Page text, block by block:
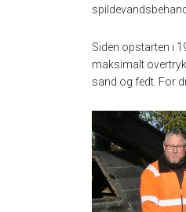
Siden opstarten i
maksimalt
sand og fedt. For